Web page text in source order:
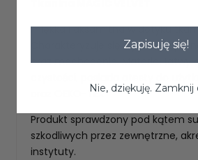
miękka i aksamitna w dotyku
Charakteryzuje się wysoką
oraz mechacenie. Materiał łatwy
oraz OEKO-TEX
Produkt sprawdzony pod kątem
szkodliwych przez zewnętrzne,
instytuty.
Zapisuję się!
Nie, dziękuję. Zamknij